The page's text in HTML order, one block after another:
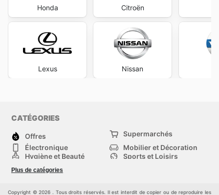
Honda
Lexus
Citroën
Nissan
CATÉGORIES
Offres
Supermarchés
Électronique
Mobilier et Décoration
Hygiène et Beauté
Sports et Loisirs
Mode
Animalerie
maison
Plus de catégories
Copyright © 2026 . Tous droits réservés. Il est interdit de copier ou de reproduire les